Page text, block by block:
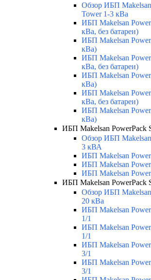
Обзор ИБП
Tower 1-3 кВа
ИБП Makelsan
кВа, без батареи)
ИБП Makelsan
кВа)
ИБП Makelsan
кВа, без батареи)
ИБП Makelsan
кВа)
ИБП Makelsan
кВа, без батареи)
ИБП Makelsan
кВа)
ИБП Makelsan PowerPack
Обзор ИБП
3 кВА
ИБП Makelsan
ИБП Makelsan
ИБП Makelsan
ИБП Makelsan PowerPack
Обзор ИБП
20 кВа
ИБП Makelsan
1/1
ИБП Makelsan
1/1
ИБП Makelsan
3/1
ИБП Makelsan
3/1